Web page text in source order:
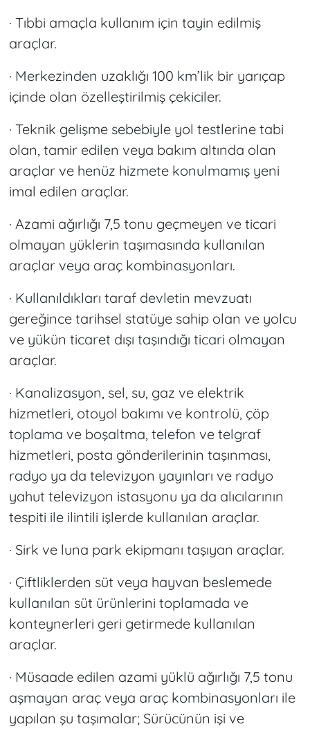
· Tıbbi amaçla kullanım için tayin edilmiş
araçlar.
· Merkezinden uzaklığı 100 km’lik bir yarıçap
içinde olan özelleştirilmiş çekiciler.
· Teknik gelişme sebebiyle yol testlerine tabi
olan, tamir edilen veya bakım altında olan
araçlar ve henüz hizmete konulmamış yeni
imal edilen araçlar.
· Azami ağırlığı 7,5 tonu geçmeyen ve ticari
olmayan yüklerin taşımasında kullanılan
araçlar veya araç kombinasyonları.
· Kullanıldıkları taraf devletin mevzuatı
gereğince tarihsel statüye sahip olan ve yolcu
ve yükün ticaret dışı taşındığı ticari olmayan
araçlar.
· Kanalizasyon, sel, su, gaz ve elektrik
hizmetleri, otoyol bakımı ve kontrolü, çöp
toplama ve boşaltma, telefon ve telgraf
hizmetleri, posta gönderilerinin taşınması,
radyo ya da televizyon yayınları ve radyo
yahut televizyon istasyonu ya da alıcılarının
tespiti ile ilintili işlerde kullanılan araçlar.
· Sirk ve luna park ekipmanı taşıyan araçlar.
· Çiftliklerden süt veya hayvan beslemede
kullanılan süt ürünlerini toplamada ve
konteynerleri geri getirmede kullanılan
araçlar.
· Müsaade edilen azami yüklü ağırlığı 7,5 tonu
aşmayan araç veya araç kombinasyonları ile
yapılan şu taşımalar; Sürücünün işi ve